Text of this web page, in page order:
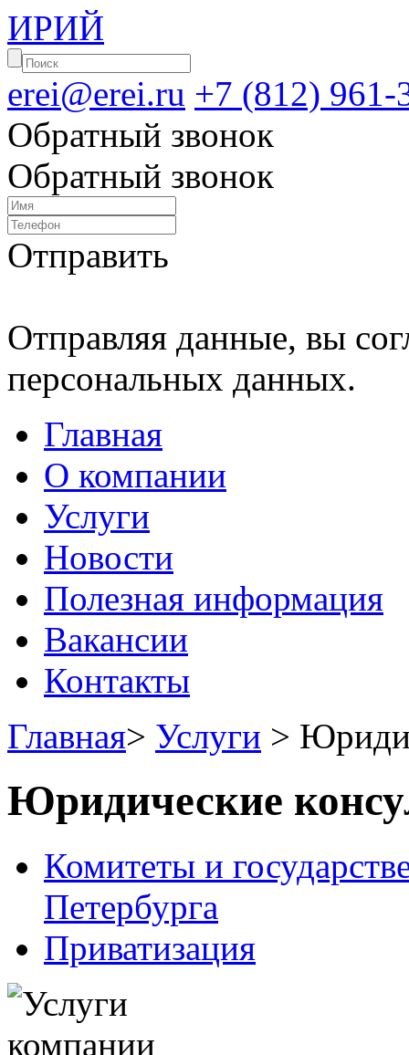
ИРИЙ
erei@erei.ru +7 (812) 961-
Обратный звонок
Обратный звонок
Отправить
Отправляя данные, вы
персональных данных.
Главная
О компании
Услуги
Новости
Полезная информация
Вакансии
Контакты
Главная> Услуги >
Юридические
Комитеты и
Петербурга
Приватизация